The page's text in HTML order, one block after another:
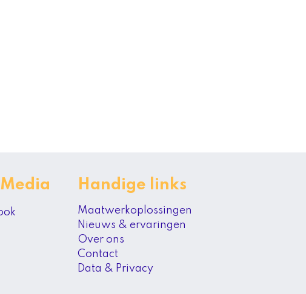
Handige links
Maatwerkoplossingen
Nieuws & ervaringen
Over ons
Contact
Data & Privacy